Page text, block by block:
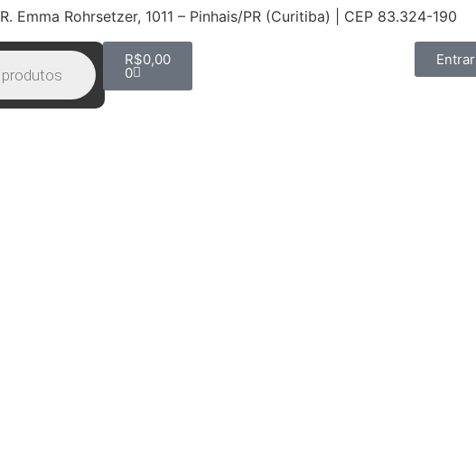
R. Emma Rohrsetzer, 1011 – Pinhais/PR (Curitiba) | CEP 83.324-190
R$0,00
0
Entrar